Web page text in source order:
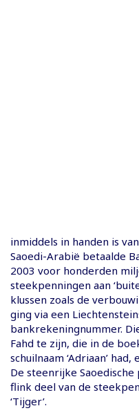
inmiddels in handen is
Saoedi-Arabië betaalde
2003 voor honderden
steekpenningen aan
klussen zoals de
ging via een
bankrekeningnummer.
Fahd te zijn, die in de
schuilnaam ‘Adriaan’
De steenrijke
flink deel van de
‘Tijger’.